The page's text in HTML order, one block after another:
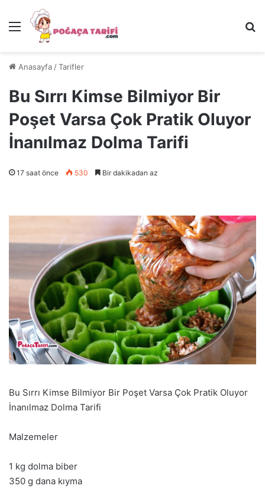
Menü
Anasayfa /Tarifler
Bu Sırrı Kimse Bilmiyor Bir
Poşet Varsa Çok Pratik Oluyor
İnanılmaz Dolma Tarifi
17 saat önce 530 Bir dakikadan az
Bu Sırrı Kimse Bilmiyor Bir Poşet Varsa Çok Pratik Oluyor
İnanılmaz Dolma Tarifi
Malzemeler
1 kg dolma biber
350 g dana kıyma